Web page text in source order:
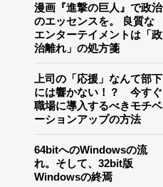
漫画『進撃の巨人』で政治
のエッセンスを。 良質な
エンターテイメントは「政
治離れ」の処方箋
上司の「応援」なんて部下
には響かない！？ 今すぐ
職場に導入するべきモチベ
ーションアップの方法
64bitへのWindowsの流
れ。そして、32bit版
Windowsの終焉